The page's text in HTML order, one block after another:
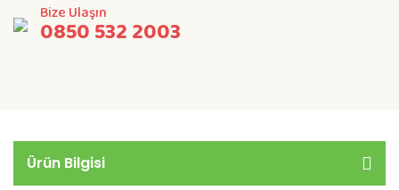
Bize Ulaşın
0850 532 2003
Ürün Bilgisi